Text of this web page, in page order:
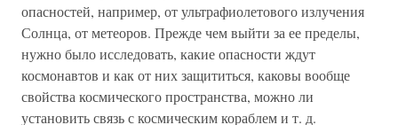
опасностей, например, от ультрафиолетового излучения
Солнца, от метеоров. Прежде чем выйти за ее пределы,
нужно было исследовать, какие опасности ждут
космонавтов и как от них защититься, каковы вообще
свойства космического пространства, можно ли
установить связь с космическим кораблем и т. д.